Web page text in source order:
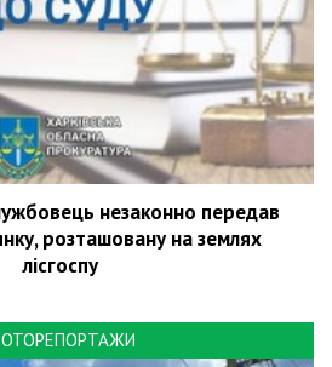
незаконно передав
розташовану на землях
лісгоспу